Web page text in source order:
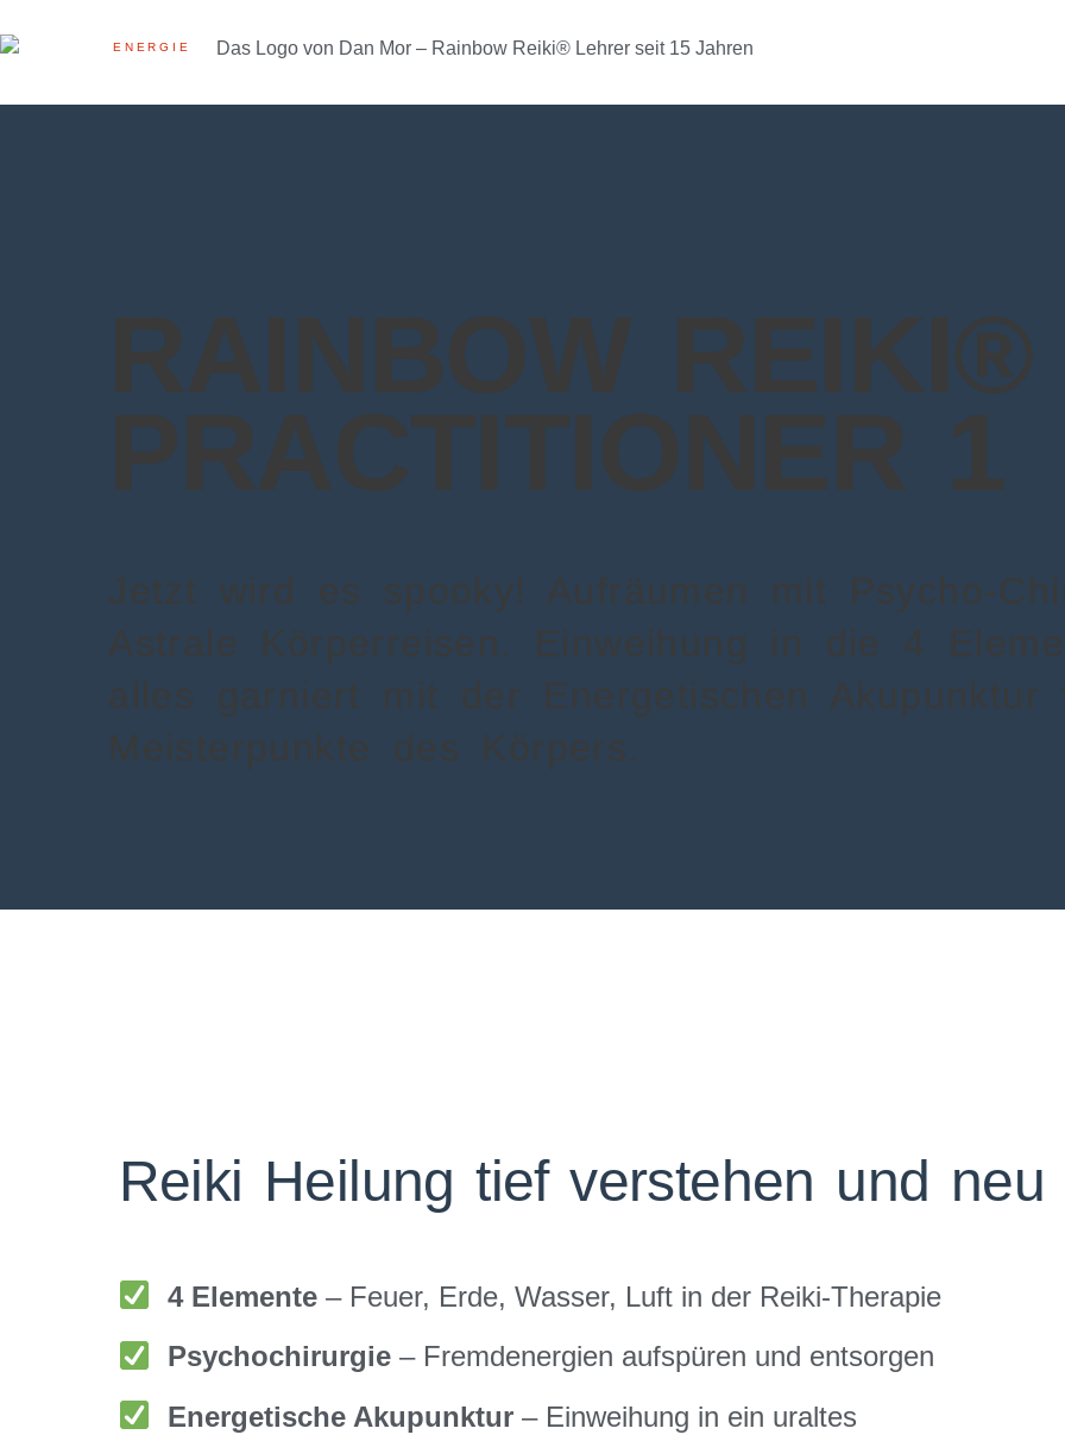
ENERGIE
RAINBOW REIKI®
PRACTITIONER 1
Jetzt wird es spooky! Aufräumen mit Psycho-
Astrale Körperreisen. Einweihung in die 4
alles garniert mit der Energetischen Akupunktur
Meisterpunkte des Körpers.
Reiki Heilung tief verstehen und neu
4 Elemente– Feuer, Erde, Wasser, Luft in der Reiki-Therapie
Psychochirurgie– Fremdenergien aufspüren und entsorgen
Energetische Akupunktur– Einweihung in ein uraltes